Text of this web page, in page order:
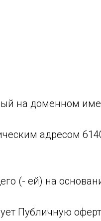
на доменном
адресом
(- ей) на
Публичную